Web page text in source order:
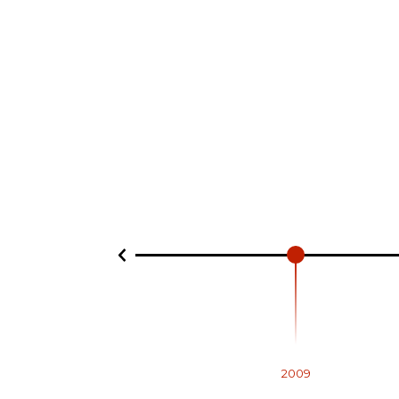
2009